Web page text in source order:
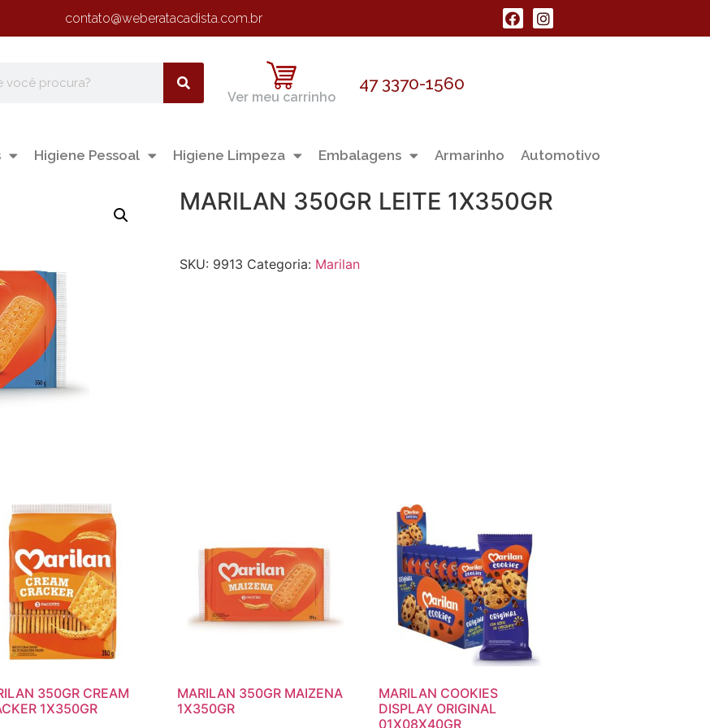
contato@weberatacadista.com.br
Ver meu carrinho
47 3370-1560
Higiene Pessoal Higiene Limpeza Embalagens Armarinho Automotivo
MARILAN 350GR LEITE 1X350GR
SKU: 9913 Categoria: Marilan
350GR CREAM
1X350GR
MARILAN 350GR MAIZENA
1X350GR
MARILAN COOKIES
DISPLAY ORIGINAL
01X08X40GR